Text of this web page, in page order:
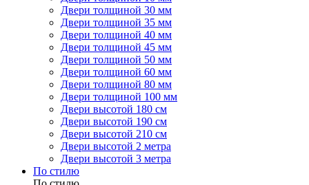
Двери толщиной 30 мм
Двери толщиной 35 мм
Двери толщиной 40 мм
Двери толщиной 45 мм
Двери толщиной 50 мм
Двери толщиной 60 мм
Двери толщиной 80 мм
Двери толщиной 100 мм
Двери высотой 180 см
Двери высотой 190 см
Двери высотой 210 см
Двери высотой 2 метра
Двери высотой 3 метра
По стилю